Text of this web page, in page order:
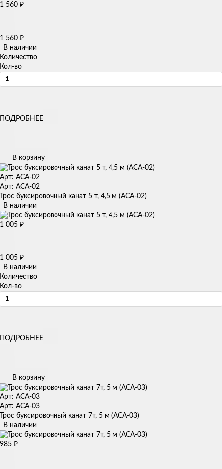
1 560 ₽
1 560 ₽
В наличии
Количество
Кол-во
ПОДРОБНЕЕ
В корзину
Арт: ACA-02
Арт: ACA-02
Трос буксировочный канат 5 т, 4,5 м (ACA-02)
В наличии
1 005 ₽
1 005 ₽
В наличии
Количество
Кол-во
ПОДРОБНЕЕ
В корзину
Арт: ACA-03
Арт: ACA-03
Трос буксировочный канат 7т, 5 м (ACA-03)
В наличии
985 ₽